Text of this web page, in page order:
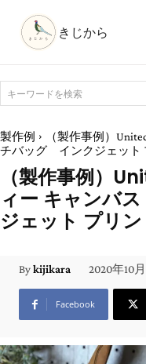
きじから
キーワードを検索
製作例
（製作事例）
チバッグ インクジェット
（製作事例）
ィー キャンバ
ジェット プリン
Bykijikara 2020年10
Facebook